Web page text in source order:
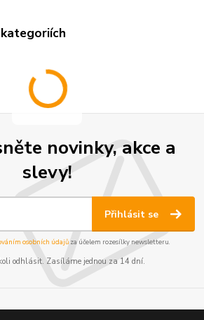
novinky, akce a
slevy!
Přihlásit se
osobních údajůza účelem rozesílky newsletteru.
odhlásit. Zasíláme jednou za 14 dní.